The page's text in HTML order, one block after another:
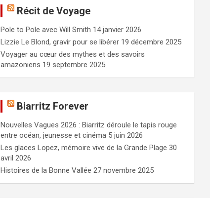
c
h
e
r
Récit de Voyage
Pole to Pole avec Will Smith 14 janvier 2026
Lizzie Le Blond, gravir pour se libérer 19 décembre 2025
Voyager au cœur des mythes et des savoirs
amazoniens 19 septembre 2025
Biarritz Forever
Nouvelles Vagues 2026 : Biarritz déroule le tapis rouge
entre océan, jeunesse et cinéma 5 juin 2026
Les glaces Lopez, mémoire vive de la Grande Plage 30
avril 2026
Histoires de la Bonne Vallée 27 novembre 2025